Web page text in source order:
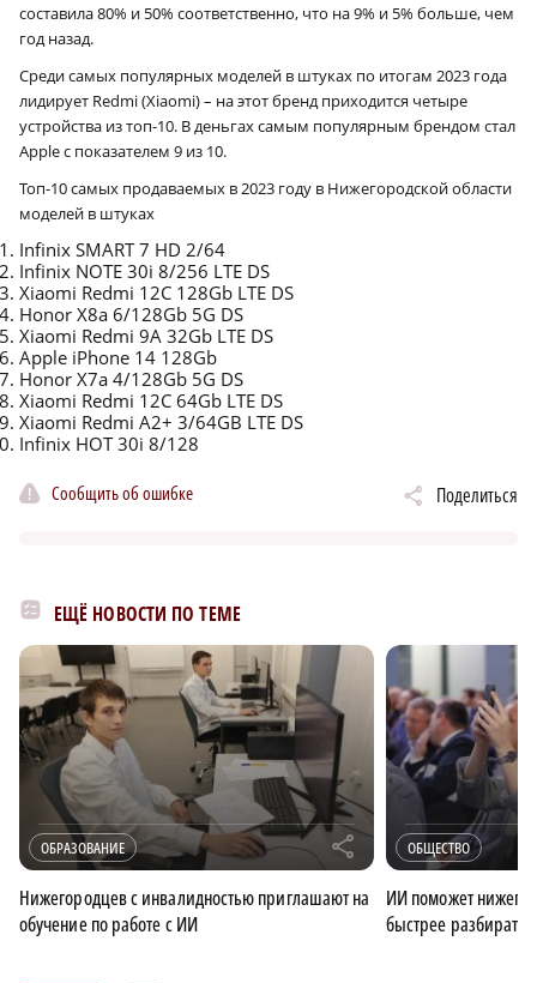
составила 80% и 50% соответственно, что на 9% и 5% больше, чем
год назад.
Среди самых популярных моделей в штуках по итогам 2023 года
лидирует Redmi (Xiaomi) – на этот бренд приходится четыре
устройства из топ-10. В деньгах самым популярным брендом стал
Apple c показателем 9 из 10.
Топ-10 самых продаваемых в 2023 году в Нижегородской области
моделей в штуках
Infinix SMART 7 HD 2/64
Infinix NOTE 30i 8/256 LTE DS
Xiaomi Redmi 12C 128Gb LTE DS
Honor X8a 6/128Gb 5G DS
Xiaomi Redmi 9A 32Gb LTE DS
Apple iPhone 14 128Gb
Honor X7a 4/128Gb 5G DS
Xiaomi Redmi 12C 64Gb LTE DS
Xiaomi Redmi A2+ 3/64GB LTE DS
Infinix HOT 30i 8/128
Сообщить об ошибке Поделиться
ЕЩЁ НОВОСТИ ПО ТЕМЕ
ОБРАЗОВАНИЕ r
Нижегородцев с инвалидностью приглашают на
обучение по работе с ИИ
ОБЩЕСТВО
ИИ поможет
быстрее разбирать